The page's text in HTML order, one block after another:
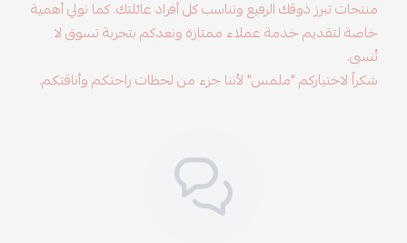
منتجات تبرز ذوقك الرفيع وتناسب كل أفراد عائلتك. كما نولي أهمية
خاصة لتقديم خدمة عملاء ممتازة ونعدكم بتجربة تسوق لا
تُنسى.
شكراً لاختياركم "ملمس" لأننا جزء من لحظات راحتكم وأناقتكم.